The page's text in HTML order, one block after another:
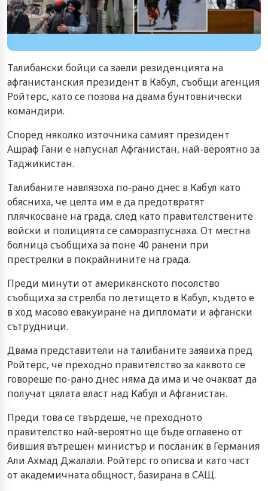
Талибански бойци са заели резиденцията на
афганистанския президент в Кабул, съобщи агенция
Ройтерс, като се позова на двама бунтовнически
командири.
Според няколко източника самият президент
Ашраф Гани е напуснал Афганистан, най-вероятно за
Таджикистан.
Талибаните навлязоха по-рано днес в Кабул като
обясниха, че целта им е да предотвратят
плячкосване на града, след като правителствените
войски и полицията се саморазпуснаха. От местна
болница съобщиха за поне 40 ранени при
престрелки в покрайнините на града.
Преди минути от американското посолство
съобщиха за стрелба по летището в Кабул, където е
в ход масово евакуиране на дипломати и афгански
сътрудници.
Двама представители на талибаните заявиха пред
Ройтерс, че преходно правителство за каквото се
говореше по-рано днес няма да има и че очакват да
получат цялата власт над Кабул и Афганистан.
Преди това се твърдеше, че преходното
правителство най-вероятно ще бъде оглавено от
бившия вътрешен министър и посланик в Германия
Али Ахмад Джалали. Ройтерс го описва и като част
от академичната общност, базирана в САЩ.